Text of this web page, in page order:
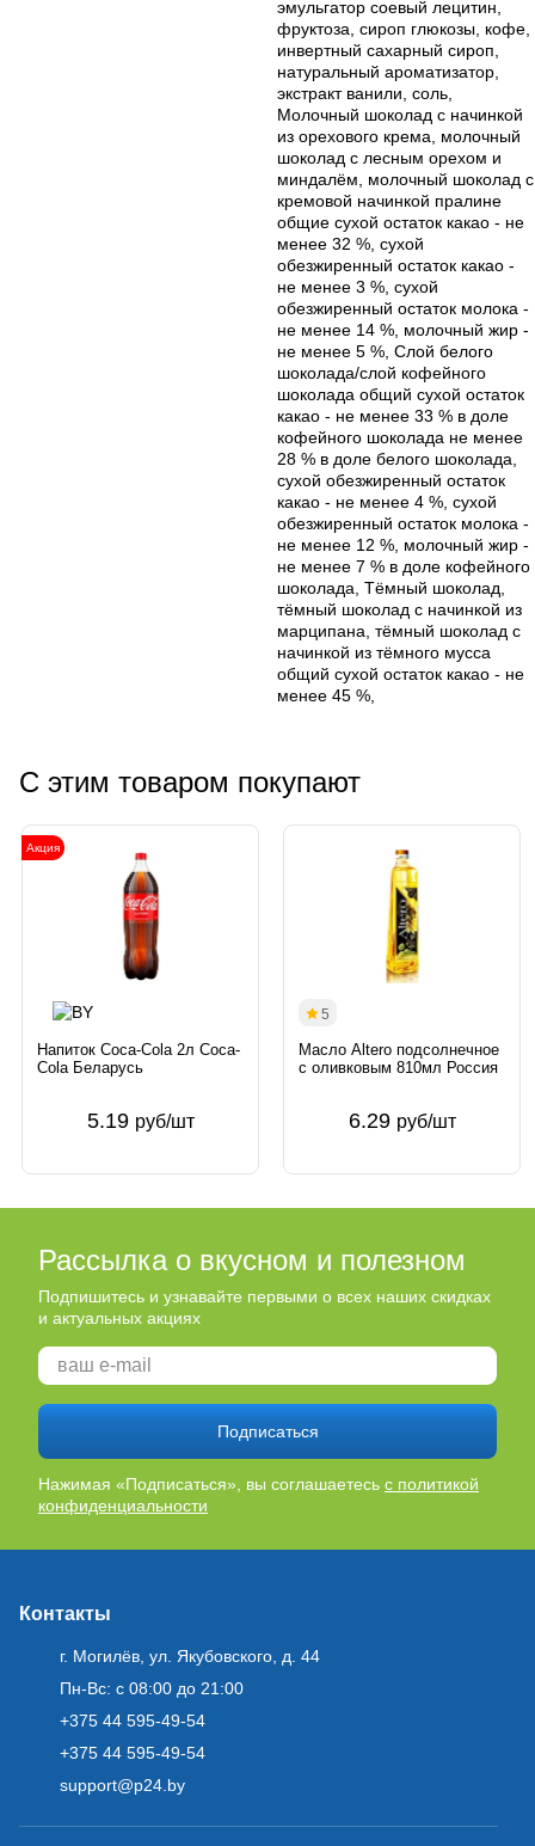
эмульгатор соевый лецитин,
фруктоза, сироп глюкозы, кофе,
инвертный сахарный сироп,
натуральный ароматизатор,
экстракт ванили, соль,
Молочный шоколад с начинкой
из орехового крема, молочный
шоколад с лесным орехом и
миндалём, молочный шоколад с
кремовой начинкой пралине
общие сухой остаток какао - не
менее 32 %, сухой
обезжиренный остаток какао -
не менее 3 %, сухой
обезжиренный остаток молока -
не менее 14 %, молочный жир -
не менее 5 %, Слой белого
шоколада/слой кофейного
шоколада общий сухой остаток
какао - не менее 33 % в доле
кофейного шоколада не менее
28 % в доле белого шоколада,
сухой обезжиренный остаток
какао - не менее 4 %, сухой
обезжиренный остаток молока -
не менее 12 %, молочный жир -
не менее 7 % в доле кофейного
шоколада, Тёмный шоколад,
тёмный шоколад с начинкой из
марципана, тёмный шоколад с
начинкой из тёмного мусса
общий сухой остаток какао - не
менее 45 %,
С этим товаром покупают
Акция
Напиток Coca-Cola 2л Coca-
Cola Беларусь
5.19 руб/шт
5
Масло Altero подсолнечное
с оливковым 810мл Россия
6.29 руб/шт
Рассылка о вкусном и полезном
Подпишитесь и узнавайте первыми о всех наших скидках
и актуальных акциях
Подписаться
Нажимая «Подписаться», вы соглашаетесь с политикой
конфиденциальности
Контакты
г. Могилёв, ул. Якубовского, д. 44
Пн-Вс: с 08:00 до 21:00
+375 44 595-49-54
+375 44 595-49-54
support@p24.by